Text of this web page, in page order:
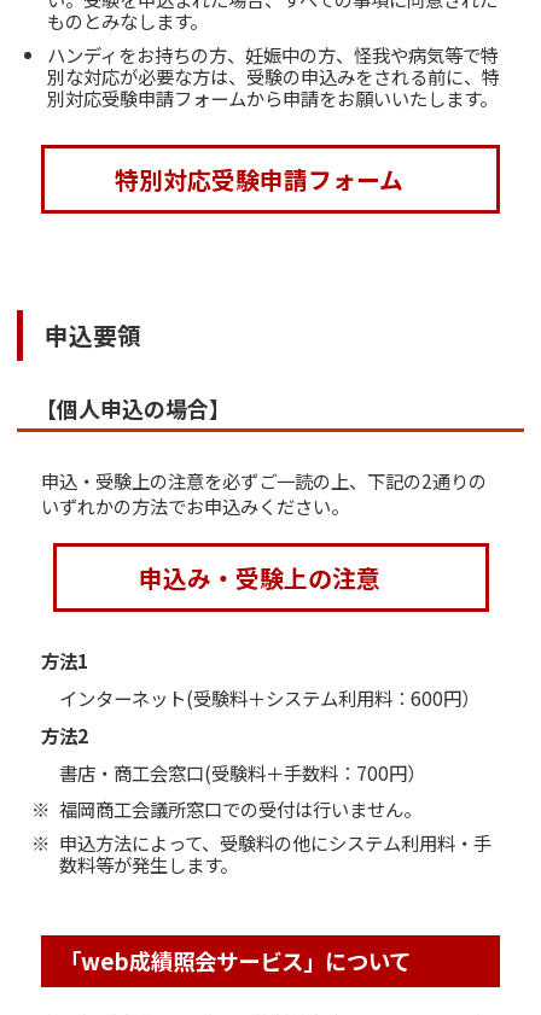
ものとみなします。
ハンディをお持ちの方、妊娠中の方、怪我や病気等で特
別な対応が必要な方は、受験の申込みをされる前に、特
別対応受験申請フォームから申請をお願いいたします。
特別対応受験申請フォーム
申込要領
【個人申込の場合】
申込・受験上の注意を必ずご一読の上、下記の2通りの
いずれかの方法でお申込みください。
申込み・受験上の注意
方法1
インターネット(受験料＋システム利用料：600円）
方法2
書店・商工会窓口(受験料＋手数料：700円）
福岡商工会議所窓口での受付は行いません。
申込方法によって、受験料の他にシステム利用料・手
数料等が発生します。
「web成績照会サービス」について